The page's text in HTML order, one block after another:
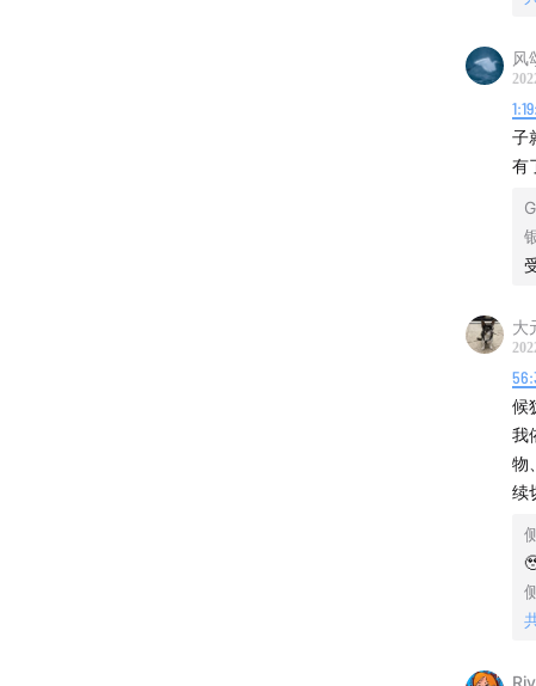
风
子
有
大
候
我
物
续